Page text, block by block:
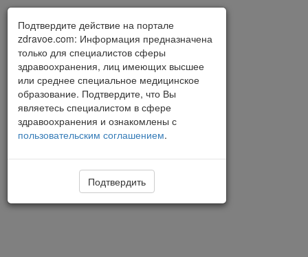
Подтвердите действие на портале
zdravoe.com: Информация предназначена
только для специалистов сферы
здравоохранения, лиц имеющих высшее
или среднее специальное медицинское
образование. Подтвердите, что Вы
являетесь специалистом в сфере
здравоохранения и ознакомлены с
пользовательским соглашением.
Подтвердить